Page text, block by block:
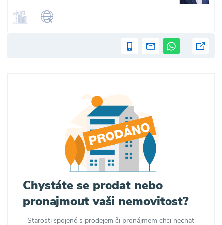
Chystáte se prodat nebo
pronajmout vaši nemovitost?
Starosti spojené s prodejem či pronájmem chci nechat